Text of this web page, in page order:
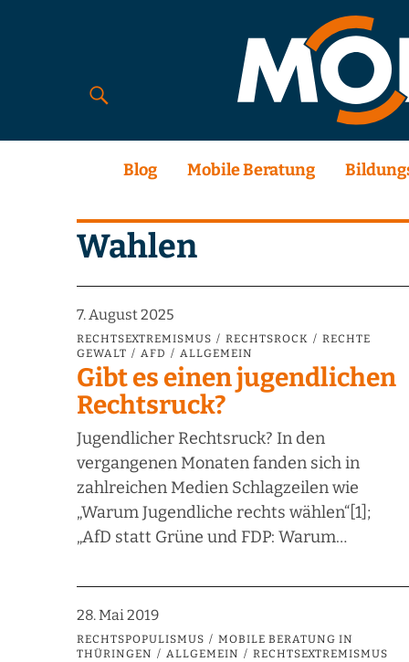
Blog Mobile Beratung
Wahlen
7. August 2025
RECHTSEXTREMISMUS RECHTSROCK
RECHTE
GEWALT
AFD ALLGEMEIN
Gibt es einen jugendlichen
Rechtsruck?
Jugendlicher Rechtsruck? In den
vergangenen Monaten fanden sich in
zahlreichen Medien Schlagzeilen wie
„Warum Jugendliche rechts wählen“[1];
„AfD statt Grüne und FDP: Warum…
28. Mai 2019
RECHTSPOPULISMUS
MOBILE BERATUNG IN
THÜRINGEN
ALLGEMEIN RECHTSEXTREMISMUS